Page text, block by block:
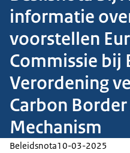
informatie
voorstellen
Commissie bij
Verordening
Carbon
Mechanism
Beleidsnota10-03-2025